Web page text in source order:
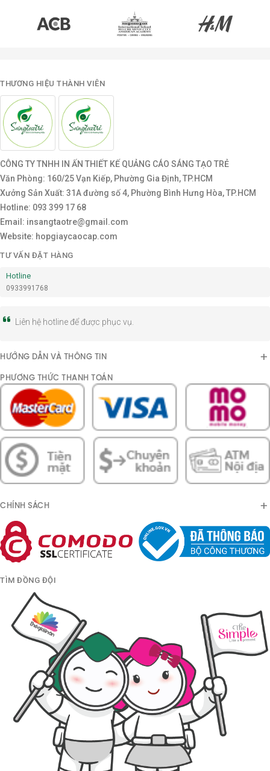
THƯƠNG HIỆU THÀNH VIÊN
CÔNG TY TNHH IN ẤN THIẾT KẾ QUẢNG CÁO SÁNG TẠO TRẺ
Văn Phòng: 160/25 Vạn Kiếp, Phường Gia Định, TP.HCM
Xưởng Sản Xuất: 31A đường số 4, Phường Bình Hưng Hòa, TP.HCM
Hotline: 093 399 17 68
Email: insangtaotre@gmail.com
Website: hopgiaycaocap.com
TƯ VẤN ĐẶT HÀNG
0933991768
Hotline
Liên hệ hotline để được phục vụ.
HƯỚNG DẪN VÀ THÔNG TIN
PHƯƠNG THỨC THANH TOÁN
CHÍNH SÁCH
TÌM ĐỒNG ĐỘI